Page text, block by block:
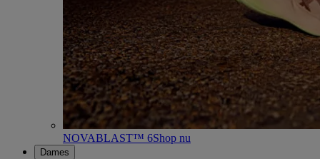
NOVABLAST™ 6Shop nu
Dames